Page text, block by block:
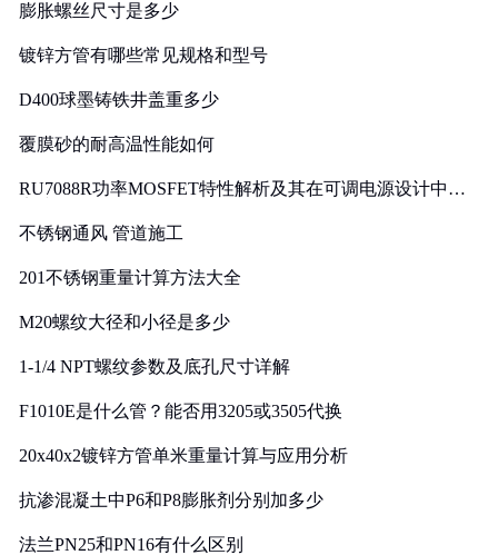
膨胀螺丝尺寸是多少
镀锌方管有哪些常见规格和型号
D400球墨铸铁井盖重多少
覆膜砂的耐高温性能如何
RU7088R功率MOSFET特性解析及其在可调电源设计中的
不锈钢通风 管道施工
201不锈钢重量计算方法大全
M20螺纹大径和小径是多少
1-1/4 NPT螺纹参数及底孔尺寸详解
F1010E是什么管？能否用3205或3505代换
20x40x2镀锌方管单米重量计算与应用分析
抗渗混凝土中P6和P8膨胀剂分别加多少
法兰PN25和PN16有什么区别